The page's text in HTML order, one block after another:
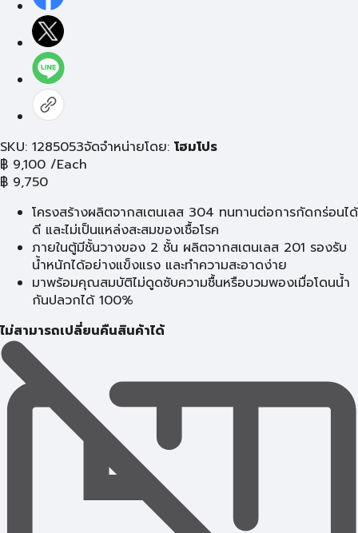
SKU: 1285053จัดจำหน่ายโดย: โฮมโปร
฿ 9,100 /Each
฿ 9,750
โครงสร้างผลิตจากสเตนเลส 304 ทนทานต่อการกัดกร่อนได้
ดี และไม่เป็นแหล่งสะสมของเชื้อโรค
ภายในตู้มีชั้นวางของ 2 ชั้น ผลิตจากสเตนเลส 201 รองรับ
น้ำหนักได้อย่างแข็งแรง และทำความสะอาดง่าย
มาพร้อมคุณสมบัติไม่ดูดซับความชื้นหรือบวมพองเมื่อโดนน้ำ
กันปลวกได้ 100%
ไม่สามารถเปลี่ยนคืนสินค้าได้